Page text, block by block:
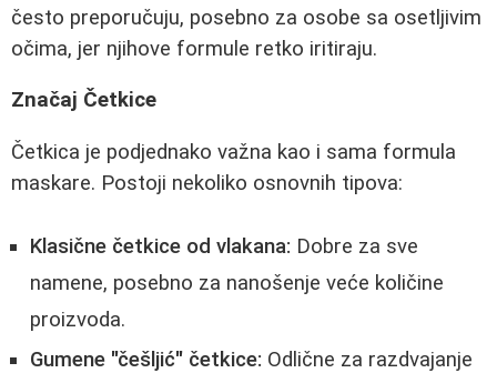
često preporučuju, posebno za osobe sa osetljivim
očima, jer njihove formule retko iritiraju.
Značaj Četkice
Četkica je podjednako važna kao i sama formula
maskare. Postoji nekoliko osnovnih tipova:
Klasične četkice od vlakana: Dobre za sve
namene, posebno za nanošenje veće količine
proizvoda.
Gumene "češljić" četkice: Odlične za razdvajanje